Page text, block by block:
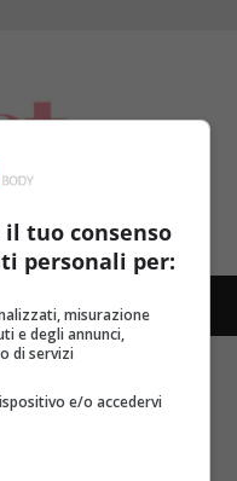
looking for.
tuo consenso
personali per:
misurazione
e degli annunci,
di servizi
e/o accedervi